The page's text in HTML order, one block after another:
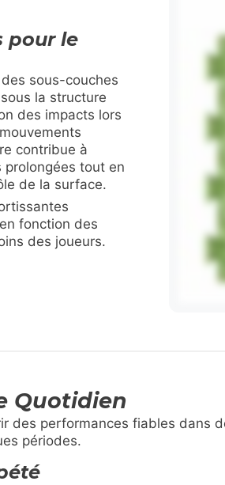
pour le
sous-couches
la structure
des impacts lors
contribue à
tout en
de la surface.
fonction des
des joueurs.
Quotidien
des performances fiables dans
périodes.